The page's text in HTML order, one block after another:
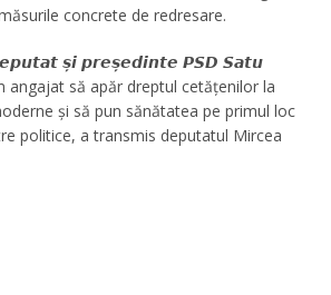
concrete de redresare.
𝙨̦𝙞 𝙥𝙧𝙚𝙨̦𝙚𝙙𝙞𝙣𝙩𝙚 𝙋𝙎𝘿 𝙎𝙖𝙩𝙪
să apăr dreptul cetățenilor la
și să pun sănătatea pe primul loc
politice, a transmis deputatul Mircea